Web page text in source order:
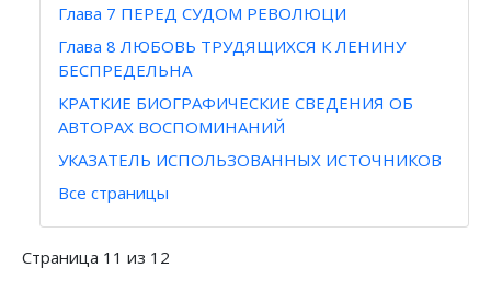
Глава 7 ПЕРЕД СУДОМ РЕВОЛЮЦИ
Глава 8 ЛЮБОВЬ ТРУДЯЩИХСЯ К ЛЕНИНУ
БЕСПРЕДЕЛЬНА
КРАТКИЕ БИОГРАФИЧЕСКИЕ СВЕДЕНИЯ ОБ
АВТОРАХ ВОСПОМИНАНИЙ
УКАЗАТЕЛЬ ИСПОЛЬЗОВАННЫХ ИСТОЧНИКОВ
Все страницы
Страница 11 из 12